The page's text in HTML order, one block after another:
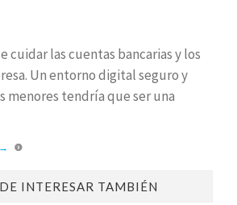
cuidar las cuentas bancarias y los
Un entorno digital seguro y
menores tendría que ser una
→
INTERESAR TAMBIÉN